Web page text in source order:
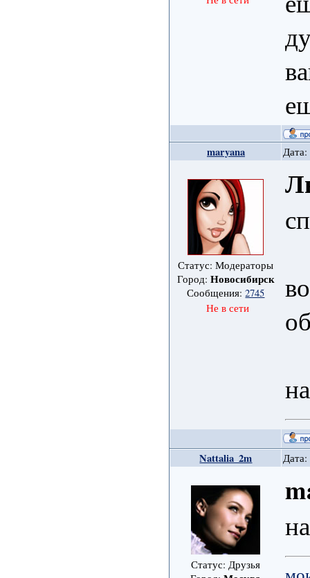
maryana Дата:
Статус: Модераторы
Город: Новосибирск
Сообщения:2745
Не в сети
Nattalia_2m Дата:
Статус: Друзья